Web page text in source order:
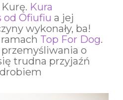
Kura
od Ofiufiu a jej
wykonały, ba!
Top For Dog.
o
trudna przyjaźń